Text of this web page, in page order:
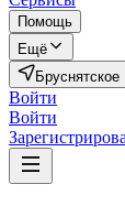
Помощь
Ещё
Бруснятское
Войти
Войти